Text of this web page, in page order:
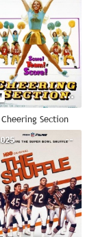
Cheering Section
--